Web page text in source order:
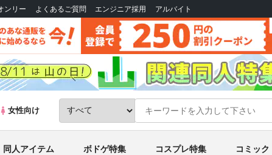
ンリー よくあるご質問 エンジニア採用 アルバイト
女性向け
同人アイテム ボドゲ特集 コスプレ特集 コミッ